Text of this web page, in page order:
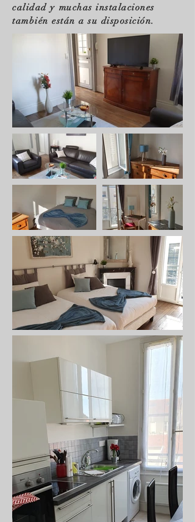
calidad y muchas instalaciones
también están a su disposición.